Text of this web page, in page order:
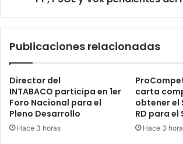
resultado
Publicaciones relacionadas
Director del
INTABACO participa en 1er
Foro Nacional para el
Pleno Desarrollo
Hace 3 horas
carta
obtener el
RD para
Hace 3